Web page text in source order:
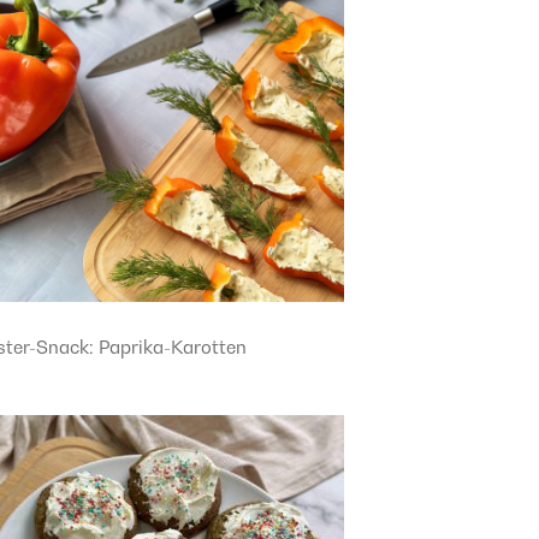
Snack: Paprika-Karotten